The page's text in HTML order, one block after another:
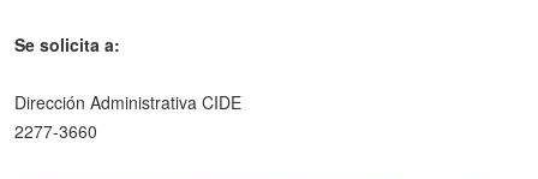
Se solicita a:
Dirección Administrativa CIDE
2277-3660